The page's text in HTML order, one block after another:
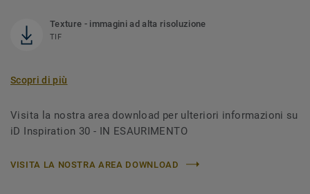
Texture - immagini ad alta risoluzione
TIF
Scopri di più
Visita la nostra area download per ulteriori informazioni su
iD Inspiration 30 - IN ESAURIMENTO
VISITA LA NOSTRA AREA DOWNLOAD